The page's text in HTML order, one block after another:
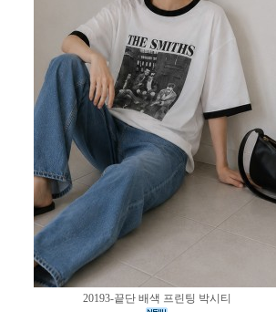
20193-끝단 배색 프린팅 박시티